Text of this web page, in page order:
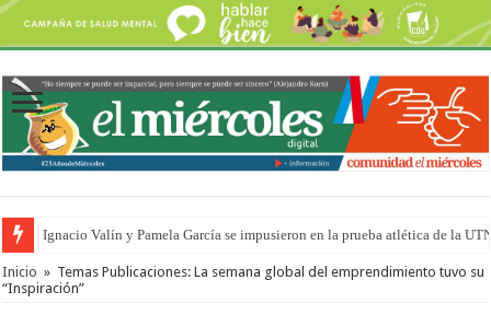
Ignacio Valín y Pamela García se impusieron en la prueba atlética de la
Traigo el litoral en mi canción: 100 años de Aníbal Sampayo
Inicio » Temas Publicaciones: La semana global del emprendimiento tuvo su
“Inspiración”